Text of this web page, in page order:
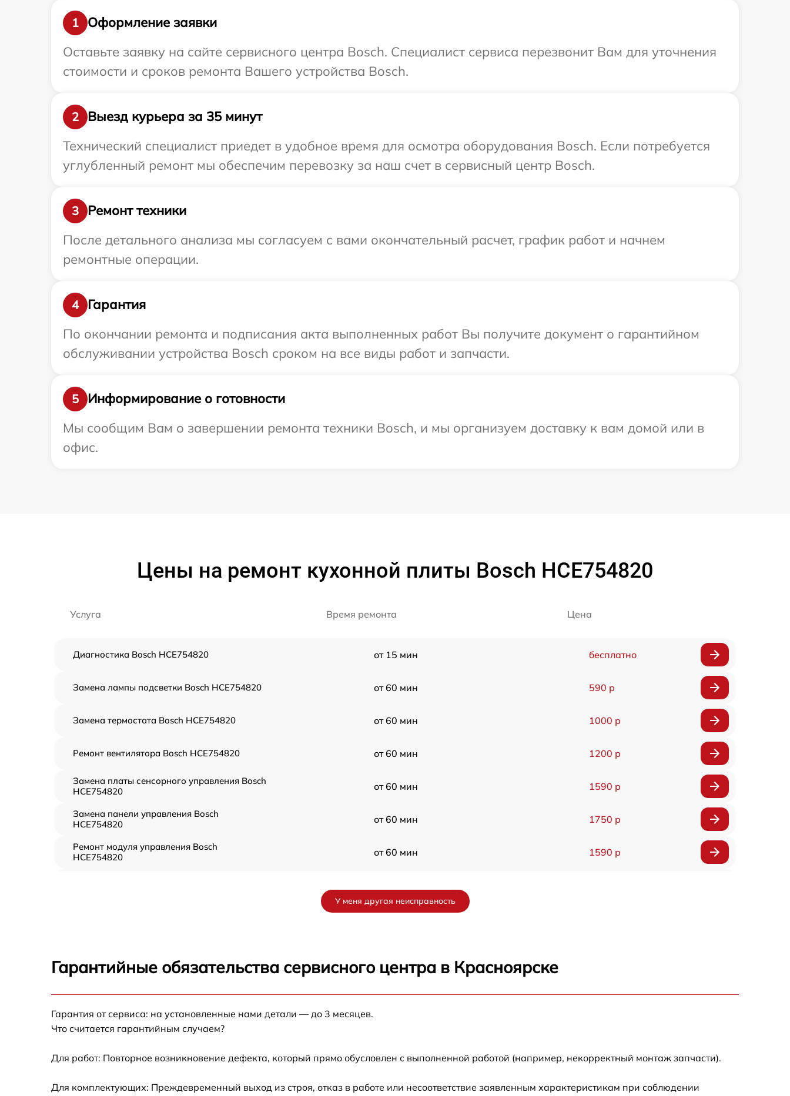
1
Оформление заявки
Оставьте заявку на сайте сервисного центра Bosch. Специалист сервиса перезвонит Вам для уточнения
стоимости и сроков ремонта Вашего устройства Bosch.
2
Выезд курьера за 35 минут
Технический специалист приедет в удобное время для осмотра оборудования Bosch. Если потребуется
углубленный ремонт мы обеспечим перевозку за наш счет в сервисный центр Bosch.
3
Ремонт техники
После детального анализа мы согласуем с вами окончательный расчет, график работ и начнем
ремонтные операции.
4
Гарантия
По окончании ремонта и подписания акта выполненных работ Вы получите документ о гарантийном
обслуживании устройства Bosch сроком на все виды работ и запчасти.
5
Информирование о готовности
Мы сообщим Вам о завершении ремонта техники Bosch, и мы организуем доставку к вам домой или в
офис.
Цены на ремонт кухонной плиты Bosch HCE754820
Услуга Время ремонта Цена
Диагностика Bosch HCE754820 от 15 мин бесплатно
Замена лампы подсветки Bosch HCE754820 от 60 мин 590 р
Замена термостата Bosch HCE754820 от 60 мин 1000 р
Ремонт вентилятора Bosch HCE754820 от 60 мин 1200 р
Замена платы сенсорного управления Bosch
HCE754820
от 60 мин 1590 р
Замена панели управления Bosch
HCE754820
от 60 мин 1750 р
Ремонт модуля управления Bosch
HCE754820
от 60 мин 1590 р
Ремонт конфорки с расширением Bosch
HCE754820
Bosch HCE754820
У меня другая неисправность
Гарантийные обязательства сервисного центра в Красноярске
Гарантия от сервиса: на установленные нами детали — до 3 месяцев.
Что считается гарантийным случаем?
Для работ: Повторное возникновение дефекта, который прямо обусловлен с выполненной работой (например, некорректный монтаж запчасти).
Для комплектующих: Преждевременный выход из строя, отказ в работе или несоответствие заявленным характеристикам при соблюдении